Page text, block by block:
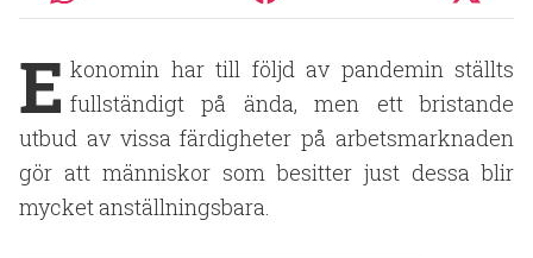
E konomin har till följd av pandemin ställts
fullständigt på ända, men ett bristande
utbud av vissa färdigheter på arbetsmarknaden
gör att människor som besitter just dessa blir
mycket anställningsbara.